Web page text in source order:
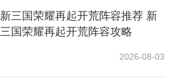
新三国荣耀再起开荒阵容推荐 新
三国荣耀再起开荒阵容攻略
2026-08-03